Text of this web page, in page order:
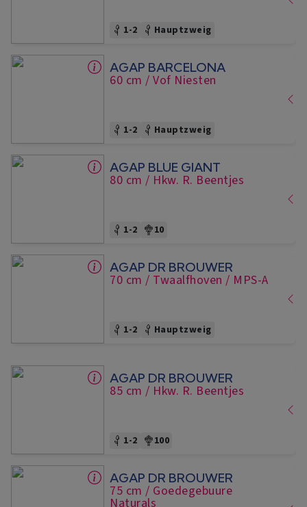
1-2 Hauptzweig
AGAP BARCELONA
60 cm / Vof Niesten
1-2 Hauptzweig
AGAP BLUE GIANT
80 cm / Hkw. R. Beentjes
1-2 10
AGAP DR BROUWER
70 cm / Twaalfhoven / MPS-A
1-2 Hauptzweig
AGAP DR BROUWER
85 cm / Hkw. R. Beentjes
1-2 100
AGAP DR BROUWER
75 cm / Goedegebuure
Naturals